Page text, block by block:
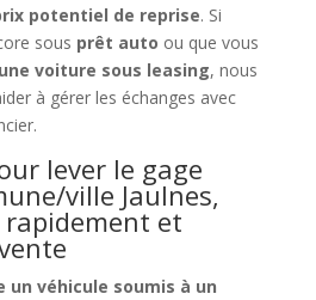
potentiel de reprise. Si
sous prêt auto ou que vous
voiture sous leasing, nous
à gérer les échanges avec
lever le gage
ville Jaulnes,
rapidement et
un véhicule soumis à un